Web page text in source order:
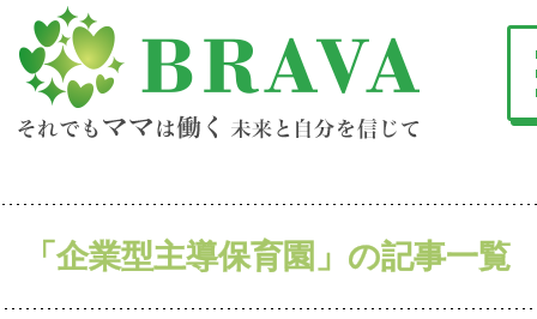
「企業型主導保育園」の記事一覧